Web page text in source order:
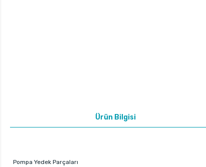
Ürün Bilgisi
Pompa Yedek Parçaları